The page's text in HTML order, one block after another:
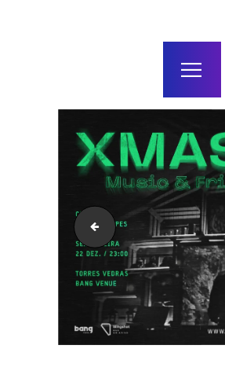
agenda / bilhetes
alugar
mais
BELA NOIA